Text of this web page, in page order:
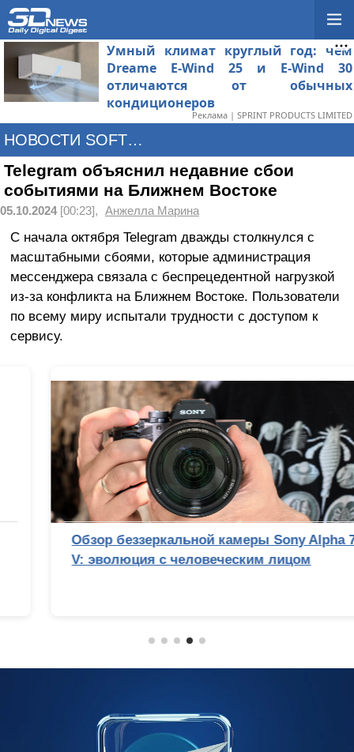
Умный климат круглый год: чем
Dreame E-Wind 25 и E-Wind 30
отличаются от обычных
кондиционеров
Реклама | SPRINT PRODUCTS LIMITED
НОВОСТИ SOFTWARE
Telegram объяснил недавние сбои
событиями на Ближнем Востоке
05.10.2024[00:23], Анжелла Марина
С начала октября Telegram дважды столкнулся с
масштабными сбоями, которые администрация
мессенджера связала с беспрецедентной нагрузкой
из-за конфликта на Ближнем Востоке. Пользователи
по всему миру испытали трудности с доступом к
сервису.
Обзор беззеркальной камеры Sony Alpha 7
V: эволюция с человеческим лицом